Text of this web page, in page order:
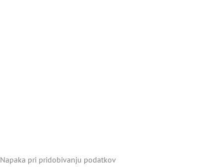
Napaka pri pridobivanju podatkov